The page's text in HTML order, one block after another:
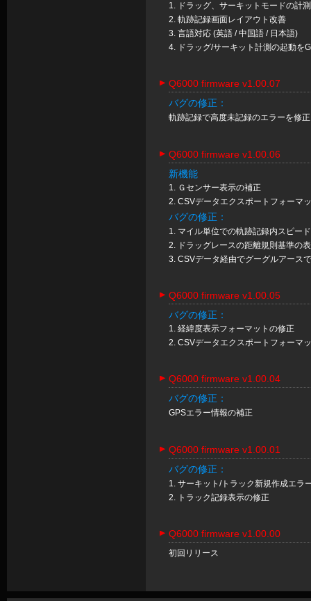
1. ドラッグ、サーキットモードの計
2. 軌跡記録画面レイアウト改善
3. 言語対応 (英語 / 中国語 / 日本語)
4. ドラッグ/サーキット計測の起動を
Q6000 firmware v1.00.07
バグの修正：
軌跡記録で高度未記録のエラーを修正
Q6000 firmware v1.00.06
新機能
1. Ｇセンサー表示の補正
2. CSVデータエクスポートフォーマ
バグの修正：
1. マイル単位での軌跡記録内スピー
2. ドラッグレースの距離規則基準の
3. CSVデータ経由でグーグルアース
Q6000 firmware v1.00.05
バグの修正：
1. 経緯度表示フォーマットの修正
2. CSVデータエクスポートフォーマ
Q6000 firmware v1.00.04
バグの修正：
GPSエラー情報の補正
Q6000 firmware v1.00.01
バグの修正：
1. サーキット/トラック新規作成エラ
2. トラック記録表示の修正
Q6000 firmware v1.00.00
初回リリース